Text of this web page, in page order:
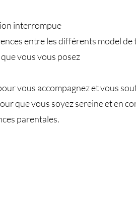
interrompue
entre les différents model de
vous vous posez
vous accompagnez et vous
que vous soyez sereine et en
parentales.